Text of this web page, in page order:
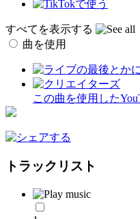
すべてを表示する
曲を使用
この曲を使用した
トラックリスト